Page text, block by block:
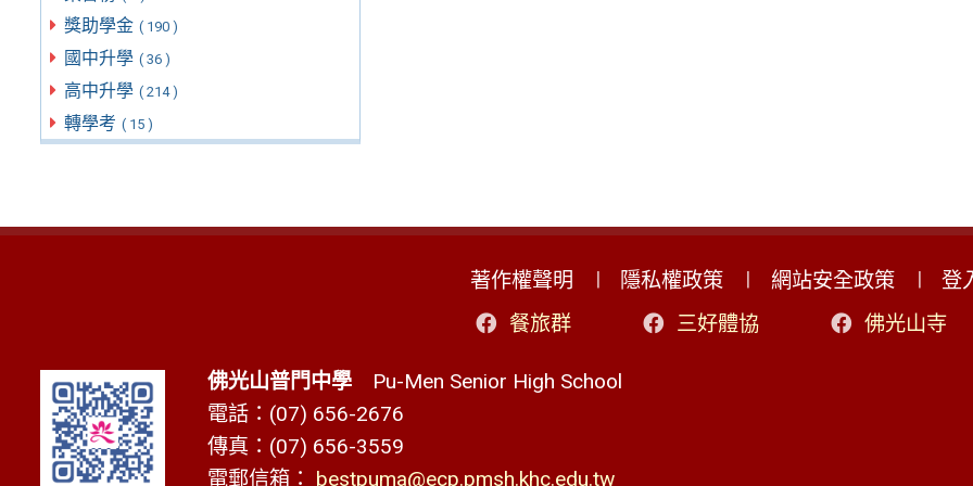
獎助學金 ( 190 )
國中升學 ( 36 )
高中升學 ( 214 )
轉學考 ( 15 )
著作權聲明 隱私權政策 網站安全政策
登
餐旅群
三好體協 佛光山寺
佛光山普門中學Pu-Men Senior High School
電話：(07) 656-2676
傳真：(07) 656-3559
電郵信箱： bestpuma@ecp.pmsh.khc.edu.tw